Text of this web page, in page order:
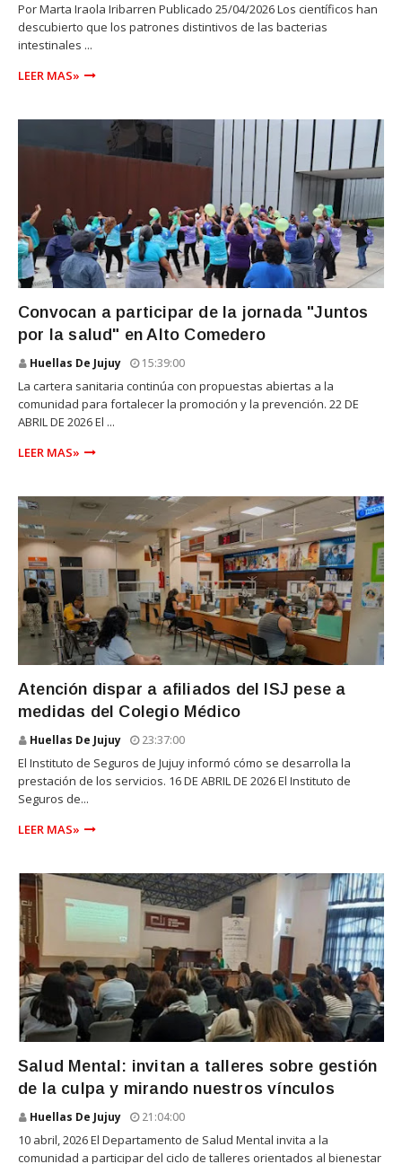
Por Marta Iraola Iribarren Publicado 25/04/2026 Los científicos han
descubierto que los patrones distintivos de las bacterias
intestinales ...
LEER MAS»
Convocan a participar de la jornada "Juntos
por la salud" en Alto Comedero
Huellas De Jujuy 15:39:00
La cartera sanitaria continúa con propuestas abiertas a la
comunidad para fortalecer la promoción y la prevención. 22 DE
ABRIL DE 2026 El ...
LEER MAS»
Atención dispar a afiliados del ISJ pese a
medidas del Colegio Médico
Huellas De Jujuy 23:37:00
El Instituto de Seguros de Jujuy informó cómo se desarrolla la
prestación de los servicios. 16 DE ABRIL DE 2026 El Instituto de
Seguros de...
LEER MAS»
Salud Mental: invitan a talleres sobre gestión
de la culpa y mirando nuestros vínculos
Huellas De Jujuy 21:04:00
10 abril, 2026 El Departamento de Salud Mental invita a la
comunidad a participar del ciclo de talleres orientados al bienestar